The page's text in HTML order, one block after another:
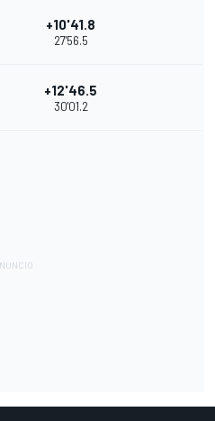
+10'41.8
27'56.5
+12'46.5
30'01.2